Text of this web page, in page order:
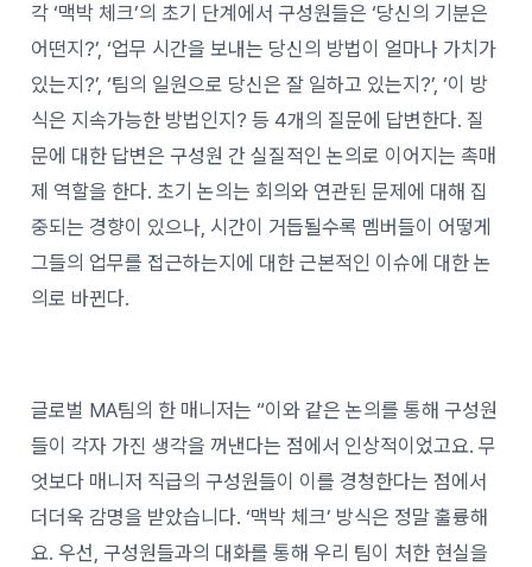
각 ‘맥박 체크’의 초기 단계에서 구성원들은 ‘당신의 기분은
어떤지?’, ‘업무 시간을 보내는 당신의 방법이 얼마나 가치가
있는지?’, ‘팀의 일원으로 당신은 잘 일하고 있는지?’, ‘이 방
식은 지속가능한 방법인지? 등 4개의 질문에 답변한다. 질
문에 대한 답변은 구성원 간 실질적인 논의로 이어지는 촉매
제 역할을 한다. 초기 논의는 회의와 연관된 문제에 대해 집
중되는 경향이 있으나, 시간이 거듭될수록 멤버들이 어떻게
그들의 업무를 접근하는지에 대한 근본적인 이슈에 대한 논
의로 바뀐다.
글로벌 MA팀의 한 매니저는 “이와 같은 논의를 통해 구성원
들이 각자 가진 생각을 꺼낸다는 점에서 인상적이었고요. 무
엇보다 매니저 직급의 구성원들이 이를 경청한다는 점에서
더더욱 감명을 받았습니다. ‘맥박 체크’ 방식은 정말 훌륭해
요. 우선, 구성원들과의 대화를 통해 우리 팀이 처한 현실을